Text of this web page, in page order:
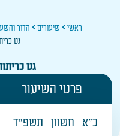
ראשי שיעורים הדור
גט
גט
פרטי השיעור
כ"א חשוון תשפ"ד